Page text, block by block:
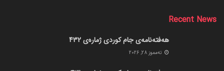
Recent News
هەفتەنامەی جام کوردی ژمارەی 432
ته‌مموز 28, 2026